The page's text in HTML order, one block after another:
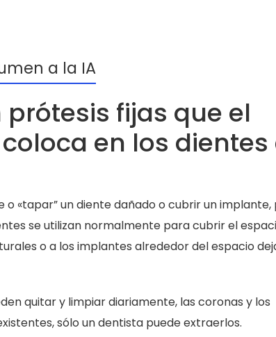
a la IA
fijas que el
en los dientes
«tapar” un diente dañado o cubrir un implante,
se utilizan normalmente para cubrir el
o a los implantes alrededor del espacio
quitar y limpiar diariamente, las coronas y los
sólo un dentista puede extraerlos.